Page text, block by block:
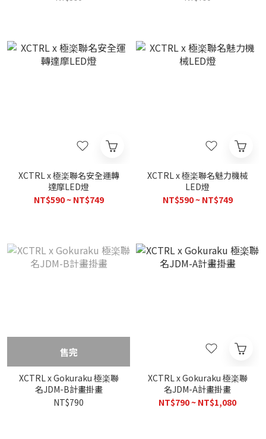
XCTRL x 極楽聯名安全運轉
達摩LED燈
NT$590 ~ NT$749
XCTRL x 極楽聯名魅力機械
LED燈
NT$590 ~ NT$749
售完
XCTRL x Gokuraku 極楽聯
名JDM-B計畫掛畫
NT$790
XCTRL x Gokuraku 極楽聯
名JDM-A計畫掛畫
NT$790 ~ NT$1,080